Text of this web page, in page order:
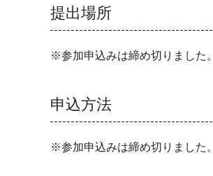
提出場所
※参加申込みは締め切りました。
申込方法
※参加申込みは締め切りました。